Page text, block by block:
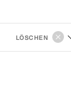
LÖSCHEN